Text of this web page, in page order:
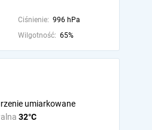
Ciśnienie: 996 hPa
Wilgotność: 65%
32°C
umiarkowane